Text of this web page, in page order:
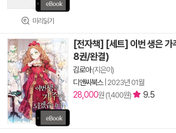
미리읽기
[전자책] [세트] 이번 생은 가
8권/완결)
김로아(지은이)
디앤씨북스| 2023년 01월
28,000원 (1,400원) 9.5